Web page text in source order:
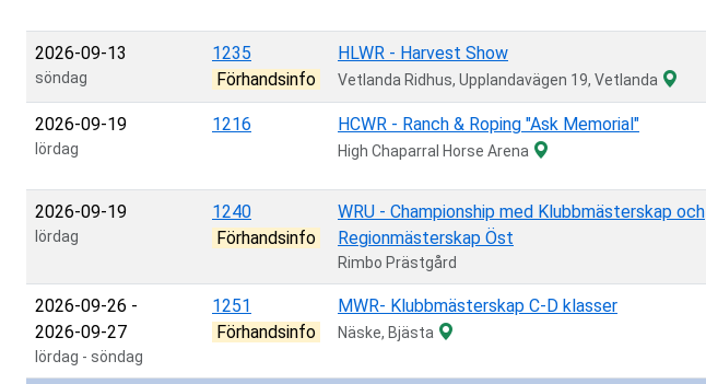
2026-09-13
söndag
1235
Förhandsinfo
HLWR - Harvest Show
Vetlanda Ridhus, Upplandavägen 19, Vetlanda
2026-09-19
lördag
1216 HCWR - Ranch & Roping "Ask Memorial"
High Chaparral Horse Arena
2026-09-19
lördag
1240
Förhandsinfo
WRU - Championship med Klubbmästerskap och
Regionmästerskap Öst
Rimbo Prästgård
2026-09-26 -
2026-09-27
lördag - söndag
1251
Förhandsinfo
MWR- Klubbmästerskap C-D klasser
Näske, Bjästa